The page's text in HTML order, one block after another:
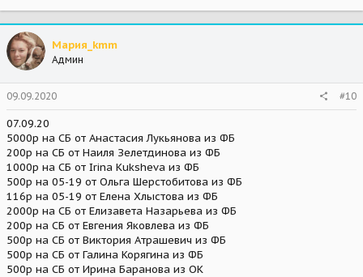
Мария_kmm
Админ
09.09.2020 #10
07.09.20
5000р на СБ от Анастасия Лукьянова из ФБ
200р на СБ от Наиля Зелетдинова из ФБ
1000р на СБ от Irina Kuksheva из ФБ
500р на 05-19 от Ольга Шерстобитова из ФБ
116р на 05-19 от Елена Хлыстова из ФБ
2000р на СБ от Елизавета Назарьева из ФБ
200р на СБ от Евгения Яковлева из ФБ
500р на СБ от Виктория Атрашевич из ФБ
500р на СБ от Галина Корягина из ФБ
500р на СБ от Ирина Баранова из ОК